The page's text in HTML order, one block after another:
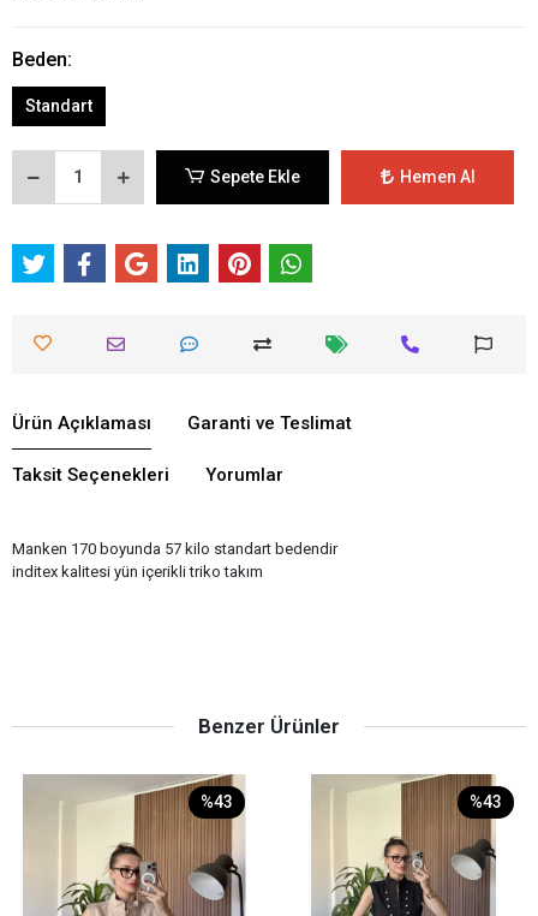
Beden:
Standart
Sepete Ekle Hemen Al
Ürün Açıklaması Garanti ve Teslimat
Taksit Seçenekleri Yorumlar
Manken 170 boyunda 57 kilo standart bedendir
inditex kalitesi yün içerikli triko takım
Benzer Ürünler
%43 %43